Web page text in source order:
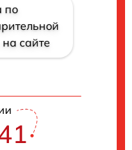
по
сайте